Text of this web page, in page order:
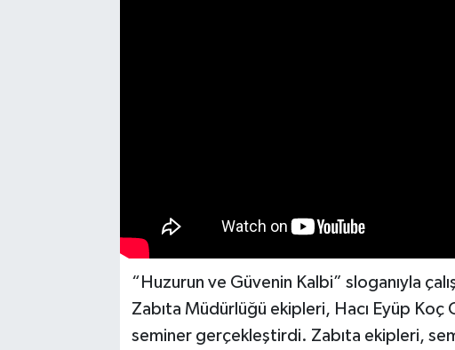
“Huzurun ve Güvenin Kalbi” sloganıyla
Zabıta Müdürlüğü ekipleri, Hacı Eyüp
seminer gerçekleştirdi. Zabıta ekipleri,